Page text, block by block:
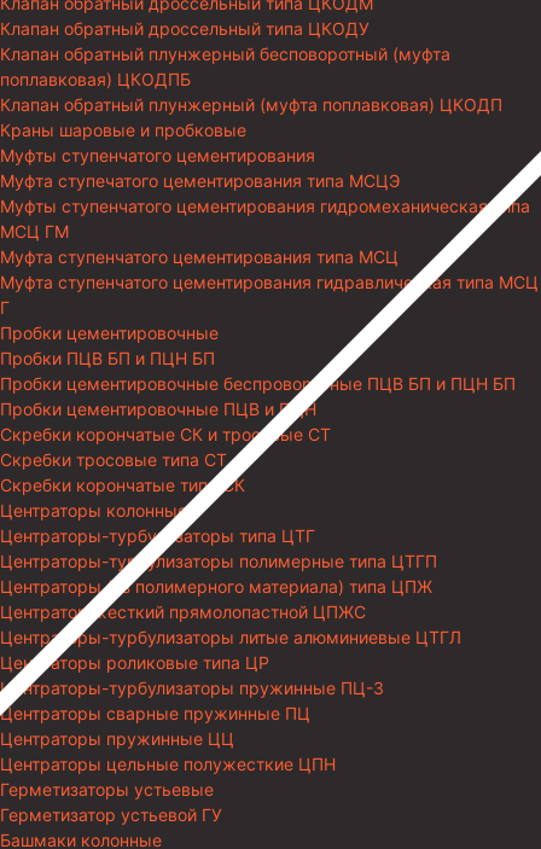
Клапан обратный дроссельный типа ЦКОДУ
Клапан обратный плунжерный бесповоротный (муфта
поплавковая) ЦКОДПБ
Клапан обратный плунжерный (муфта поплавковая) ЦКОДП
Краны шаровые и пробковые
Муфты ступенчатого цементирования
Муфта ступечатого цементирования типа МСЦЭ
Муфты ступенчатого цементирования гидромеханическая типа
МСЦ ГМ
Муфта ступенчатого цементирования типа МСЦ
Муфта ступенчатого цементирования гидравлическая типа МСЦ
Г
Пробки цементировочные
Пробки ПЦВ БП и ПЦН БП
Пробки цементировочные беспроворотные ПЦВ БП и ПЦН БП
Пробки цементировочные ПЦВ и ПЦН
Скребки корончатые СК и тросовые СТ
Скребки тросовые типа СТ
Скребки корончатые типа СК
Центраторы колонные
Центраторы-турбулизаторы типа ЦТГ
Центраторы-турбулизаторы полимерные типа ЦТГП
Центраторы (из полимерного материала) типа ЦПЖ
Центратор жесткий прямолопастной ЦПЖС
Центраторы-турбулизаторы литые алюминиевые ЦТГЛ
Центраторы роликовые типа ЦР
Центраторы-турбулизаторы пружинные ПЦ-3
Центраторы сварные пружинные ПЦ
Центраторы пружинные ЦЦ
Центраторы цельные полужесткие ЦПН
Герметизаторы устьевые
Герметизатор устьевой ГУ
Башмаки колонные